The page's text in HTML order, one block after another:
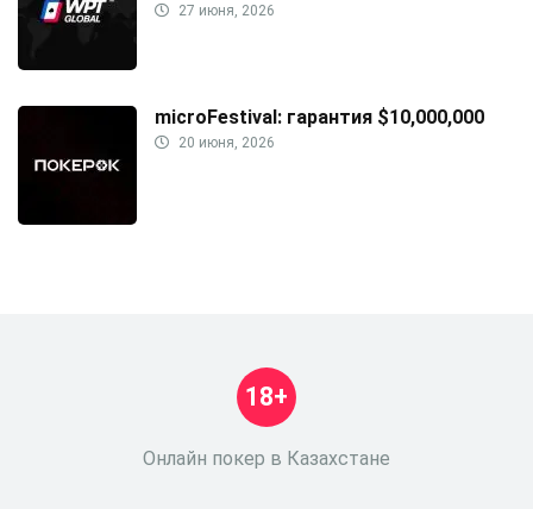
27 июня, 2026
microFestival: гарантия $10,000,000
20 июня, 2026
Онлайн покер в Казахстане
18+